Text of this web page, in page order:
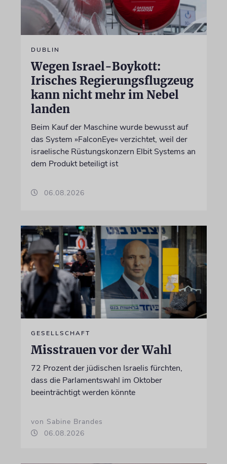
DUBLIN
Wegen Israel-Boykott:
Irisches Regierungsflugzeug
kann nicht mehr im Nebel
landen
Beim Kauf der Maschine wurde bewusst auf
das System »FalconEye« verzichtet, weil der
israelische Rüstungskonzern Elbit Systems an
dem Produkt beteiligt ist
06.08.2026
GESELLSCHAFT
Misstrauen vor der Wahl
72 Prozent der jüdischen Israelis fürchten,
dass die Parlamentswahl im Oktober
beeinträchtigt werden könnte
von Sabine Brandes
06.08.2026